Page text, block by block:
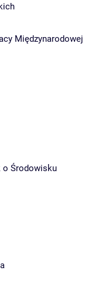
Międzynarodowej
o Środowisku